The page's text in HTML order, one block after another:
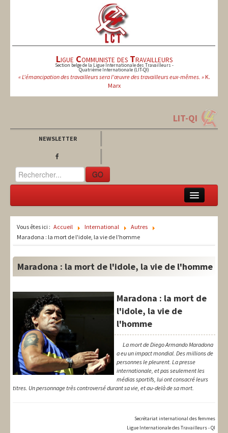
Ligue Communiste des Travailleurs
Section belge de la Ligue Internationale des Travailleurs -
Quatrième Internationale (LIT-QI)
« L'émancipation des travailleurs sera l'œuvre des travailleurs eux-mêmes. »K.
Marx
LIT-QI
NEWSLETTER
GO
Europe
International
Syndical
Social
Thèmes
Vous êtes ici : Accueil International
Autres
Maradona : la mort de l'idole, la vie de l'homme
Maradona : la mort de l'idole, la vie de l'homme
Maradona : la mort de
l'idole, la vie de
l'homme
La mort de Diego Armando Maradona
a eu un impact mondial. Des millions de
personnes le pleurent. La presse
internationale, et pas seulement les
médias sportifs, lui ont consacré leurs
titres. Un personnage très controversé durant sa vie, et au-delà de sa mort.
Secrétariat international des femmes
Ligue Internationale des Travailleurs - QI